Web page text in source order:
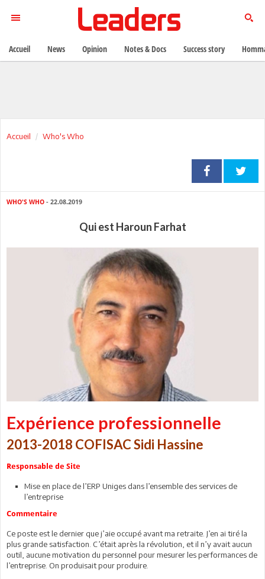
Accueil Who's Who
WHO'S WHO - 22.08.2019
Qui est Haroun Farhat
Expérience professionnelle
2013-2018 COFISAC Sidi Hassine
Responsable de Site
Mise en place de l’ERP Uniges dans l’ensemble des services de
l’entreprise
Commentaire
Ce poste est le dernier que j’aie occupé avant ma retraite. J’en ai tiré la
plus grande satisfaction. C’était après la révolution, et il n’y avait aucun
outil, aucune motivation du personnel pour mesurer les performances de
l’entreprise. On produisait pour produire.
Accueil News Opinion Notes & Docs Success story